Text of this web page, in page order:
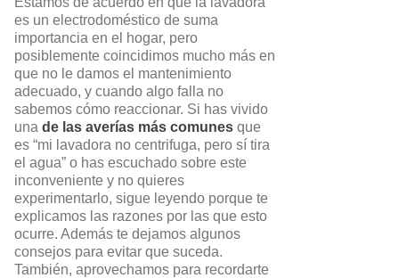
es un electrodoméstico de suma
importancia en el hogar, pero
posiblemente coincidimos mucho más en
que no le damos el mantenimiento
adecuado, y cuando algo falla no
sabemos cómo reaccionar. Si has vivido
una de las averías más comunes que
es “mi lavadora no centrifuga, pero sí tira
el agua” o has escuchado sobre este
inconveniente y no quieres
experimentarlo, sigue leyendo porque te
explicamos las razones por las que esto
ocurre. Además te dejamos algunos
consejos para evitar que suceda.
También, aprovechamos para recordarte